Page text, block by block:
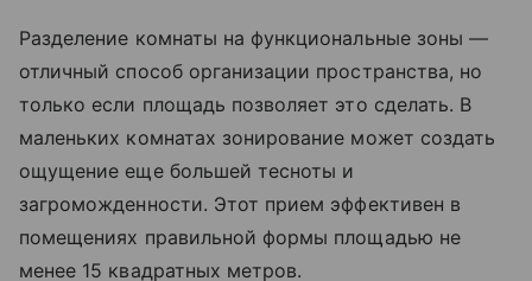
Разделение комнаты на функциональные зоны —
отличный способ организации пространства, но
только если площадь позволяет это сделать. В
маленьких комнатах зонирование может создать
ощущение еще большей тесноты и
загроможденности. Этот прием эффективен в
помещениях правильной формы площадью не
менее 15 квадратных метров.